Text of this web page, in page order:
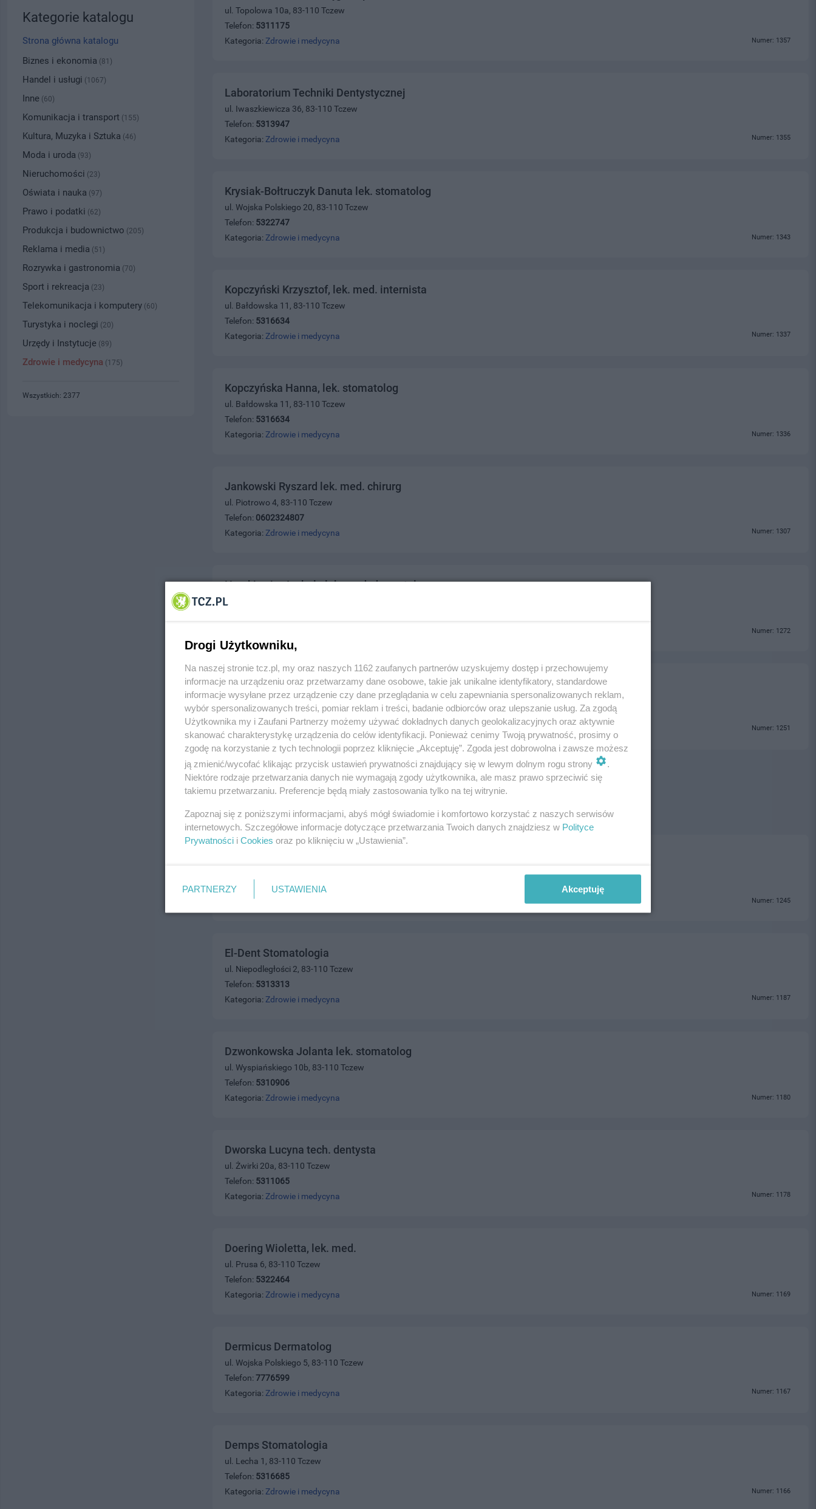
ul. Topolowa 10a, 83-110 Tczew
Telefon: 5311175
Kategoria: Zdrowie i medycyna Numer: 1357
Laboratorium Techniki Dentystycznej
ul. Iwaszkiewicza 36, 83-110 Tczew
Telefon: 5313947
Kategoria: Zdrowie i medycyna Numer: 1355
Krysiak-Bołtruczyk Danuta lek. stomatolog
ul. Wojska Polskiego 20, 83-110 Tczew
Telefon: 5322747
Kategoria: Zdrowie i medycyna Numer: 1343
Kopczyński Krzysztof, lek. med. internista
ul. Bałdowska 11, 83-110 Tczew
Telefon: 5316634
Kategoria: Zdrowie i medycyna Numer: 1337
Kopczyńska Hanna, lek. stomatolog
ul. Bałdowska 11, 83-110 Tczew
Telefon: 5316634
Kategoria: Zdrowie i medycyna Numer: 1336
Jankowski Ryszard lek. med. chirurg
ul. Piotrowo 4, 83-110 Tczew
Telefon: 0602324807
Kategoria: Zdrowie i medycyna Numer: 1307
Hrynkiewicz Izabela lek. med. dermatolog
ul. Wojska Polskiego 5, 83-110 Tczew
Numer: 1272
Gomed Sprzęt Medyczny
ul. Wojska Polskiego 17c, 83-110 Tczew
Telefon:5302450
Kategoria:
Zdrowie i medycyna Numer: 1251
Telefon:
5311339
Kategoria:
Numer: 1245
El-Dent Stomatologia
ul. Niepodległości 2, 83-110 Tczew
Telefon: 5313313
Kategoria: Zdrowie i medycyna Numer: 1187
Dzwonkowska Jolanta lek. stomatolog
ul. Wyspiańskiego 10b, 83-110 Tczew
Telefon: 5310906
Kategoria: Zdrowie i medycyna Numer: 1180
Dworska Lucyna tech. dentysta
ul. Żwirki 20a, 83-110 Tczew
Telefon: 5311065
Kategoria: Zdrowie i medycyna Numer: 1178
Doering Wioletta, lek. med.
ul. Prusa 6, 83-110 Tczew
Telefon: 5322464
Kategoria: Zdrowie i medycyna Numer: 1169
Dermicus Dermatolog
ul. Wojska Polskiego 5, 83-110 Tczew
Telefon: 7776599
Kategoria: Zdrowie i medycyna Numer: 1167
Demps Stomatologia
ul. Lecha 1, 83-110 Tczew
Telefon: 5316685
Kategoria: Zdrowie i medycyna Numer: 1166
Kategorie katalogu
Strona główna katalogu
Biznes i ekonomia (81)
Handel i usługi (1067)
Inne (60)
Komunikacja i transport (155)
Kultura, Muzyka i Sztuka (46)
Moda i uroda (93)
Nieruchomości (23)
Oświata i nauka (97)
Prawo i podatki (62)
Produkcja i budownictwo (205)
Reklama i media (51)
Rozrywka i gastronomia (70)
Sport i rekreacja (23)
Telekomunikacja i komputery (60)
Turystyka i noclegi (20)
Urzędy i Instytucje (89)
Zdrowie i medycyna (175)
Wszystkich: 2377
Drogi Użytkowniku,
Na naszej stronie tcz.pl, my oraz naszych 1162 zaufanych partnerów uzyskujemy dostęp i przechowujemy
informacje na urządzeniu oraz przetwarzamy dane osobowe, takie jak unikalne identyfikatory, standardowe
informacje wysyłane przez urządzenie czy dane przeglądania w celu zapewniania spersonalizowanych reklam,
wybór spersonalizowanych treści, pomiar reklam i treści, badanie odbiorców oraz ulepszanie usług. Za zgodą
Użytkownika my i Zaufani Partnerzy możemy używać dokładnych danych geolokalizacyjnych oraz aktywnie
skanować charakterystykę urządzenia do celów identyfikacji. Ponieważ cenimy Twoją prywatność, prosimy o
zgodę na korzystanie z tych technologii poprzez kliknięcie „Akceptuję”. Zgoda jest dobrowolna i zawsze możesz
ją zmienić/wycofać klikając przycisk ustawień prywatności znajdujący się w lewym dolnym rogu strony
.
Niektóre rodzaje przetwarzania danych nie wymagają zgody użytkownika, ale masz prawo sprzeciwić się
takiemu przetwarzaniu. Preferencje będą miały zastosowania tylko na tej witrynie.
Zapoznaj się z poniższymi informacjami, abyś mógł świadomie i komfortowo korzystać z naszych serwisów
internetowych. Szczegółowe informacje dotyczące przetwarzania Twoich danych znajdziesz w Polityce
Prywatności i Cookies oraz po kliknięciu w „Ustawienia”.
PARTNERZY USTAWIENIA Akceptuję